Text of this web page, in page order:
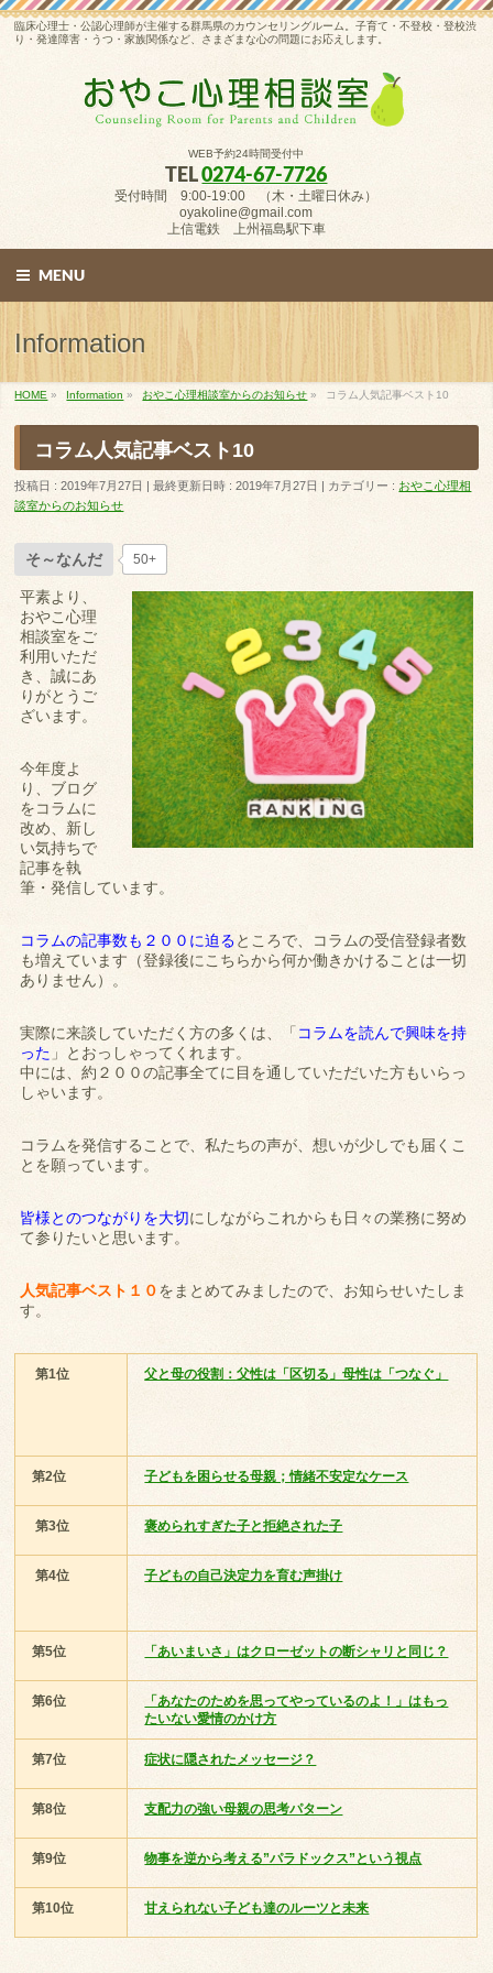
臨床心理士・公認心理師が主催する群馬県のカウンセリングルーム。子育て・不登校・登校渋
り・発達障害・うつ・家族関係など、さまざまな心の問題にお応えします。
WEB予約24時間受付中
TEL0274-67-7726
受付時間 9:00-19:00 （木・土曜日休み）
oyakoline@gmail.com
上信電鉄 上州福島駅下車
MENU
Information
HOME » Information » おやこ心理相談室からのお知らせ » コラム人気記事ベスト10
コラム人気記事ベスト10
投稿日 : 2019年7月27日 最終更新日時 : 2019年7月27日 カテゴリー : おやこ心理相
談室からのお知らせ
そ～なんだ 50+
平素より、
おやこ心理
相談室をご
利用いただ
き、誠にあ
りがとうご
ざいます。
今年度よ
り、ブログ
をコラムに
改め、新し
い気持ちで
記事を執
筆・発信しています。
コラムの記事数も２００に迫るところで、コラムの受信登録者数
も増えています（登録後にこちらから何か働きかけることは一切
ありません）。
実際に来談していただく方の多くは、「 コラムを読んで興味を持
った 」とおっしゃってくれます。
中には、約２００の記事全てに目を通していただいた方もいらっ
しゃいます。
コラムを発信することで、私たちの声が、想いが少しでも届くこ
とを願っています。
皆様とのつながりを大切にしながらこれからも日々の業務に努め
て参りたいと思います。
人気記事ベスト１０をまとめてみましたので、お知らせいたしま
す。
第1位 父と母の役割：父性は「区切る」母性は「つなぐ」
第2位 子どもを困らせる母親；情緒不安定なケース
第3位 褒められすぎた子と拒絶された子
第4位 子どもの自己決定力を育む声掛け
第5位 「あいまいさ」はクローゼットの断シャリと同じ？
第6位
「あなたのためを思ってやっているのよ！」はもっ
たいない愛情のかけ方
第7位 症状に隠されたメッセージ？
第8位 支配力の強い母親の思考パターン
第9位 物事を逆から考える”パラドックス”という視点
第10位 甘えられない子ども達のルーツと未来